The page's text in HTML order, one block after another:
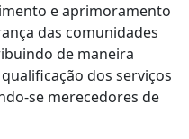
e aprimoramento
das comunidades
de maneira
dos serviços
se merecedores de